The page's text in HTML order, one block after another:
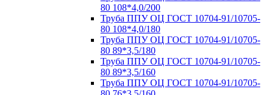
80 108*4,0/200
Труба ППУ ОЦ ГОСТ 10704-91/10705-
80 108*4,0/180
Труба ППУ ОЦ ГОСТ 10704-91/10705-
80 89*3,5/180
Труба ППУ ОЦ ГОСТ 10704-91/10705-
80 89*3,5/160
Труба ППУ ОЦ ГОСТ 10704-91/10705-